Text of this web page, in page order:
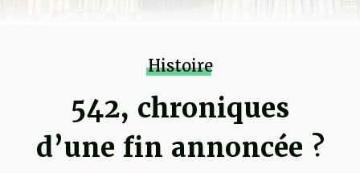
Histoire
542, chroniques
d’une fin annoncée ?